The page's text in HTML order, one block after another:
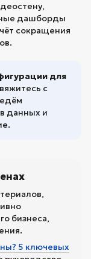
дашборды
сокращения
для
с
данных и
бизнеса,
5 ключевых